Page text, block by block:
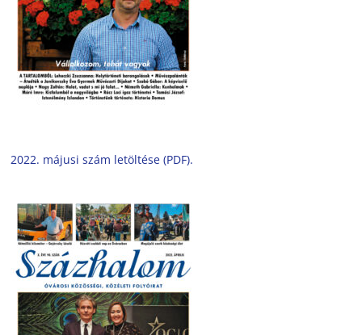
2022. májusi szám letöltése (PDF).